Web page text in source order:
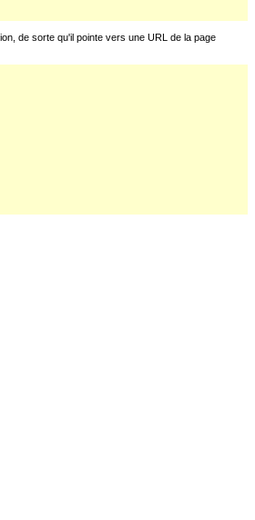
de sorte qu'il pointe vers une URL de la page